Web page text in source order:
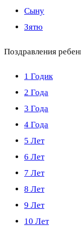
Сыну
Зятю
Поздравления
1 Годик
2 Года
3 Года
4 Года
5 Лет
6 Лет
7 Лет
8 Лет
9 Лет
10 Лет